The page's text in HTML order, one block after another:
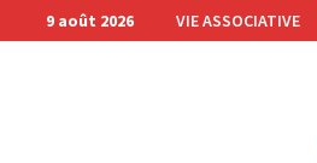
Passer
au
9 août 2026 VIE ASSOCIATIVE